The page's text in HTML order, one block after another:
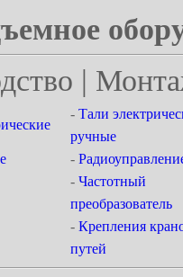
|
- Тали
ручные
-
- Частотный
преобразователь
- Крепления
путей